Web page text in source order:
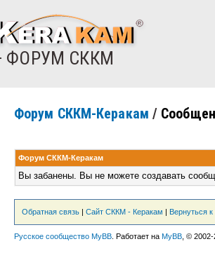
ФОРУМ СККМ
Форум СККМ-Керакам /
Форум СККМ-Керакам
Вы забанены. Вы не можете создавать
Обратная связь | Сайт СККМ - Керакам | Вернуться
Русское сообщество MyBB . Работает на MyBB , ©